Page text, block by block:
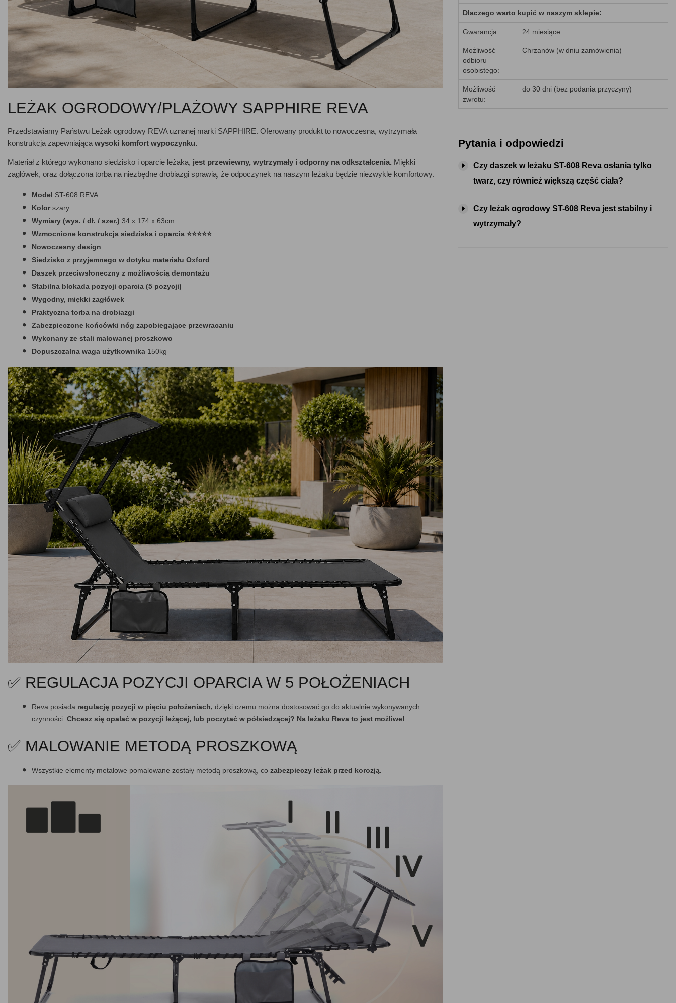
LEŻAK OGRODOWY/PLAŻOWY SAPPHIRE REVA
Przedstawiamy Państwu Leżak ogrodowy REVA uznanej marki SAPPHIRE. Oferowany produkt to nowoczesna, wytrzymała
konstrukcja zapewniająca wysoki komfort wypoczynku.
Materiał z którego wykonano siedzisko i oparcie leżaka, jest przewiewny, wytrzymały i odporny na odkształcenia. Miękki
zagłówek, oraz dołączona torba na niezbędne drobiazgi sprawią, że odpoczynek na naszym leżaku będzie niezwykle komfortowy.
Model ST-608 REVA
Kolorszary
Wymiary (wys. / dł. / szer.) 34 x 174 x 63cm
Wzmocnione konstrukcja siedziska i oparcia ⭐⭐⭐⭐⭐
Nowoczesny design
Siedzisko z przyjemnego w dotyku materiału Oxford
Daszek przeciwsłoneczny z możliwością demontażu
Stabilna blokada pozycji oparcia (5 pozycji)
Wygodny, miękki zagłówek
Praktyczna torba na drobiazgi
Zabezpieczone końcówki nóg zapobiegające przewracaniu
Wykonany ze stali malowanej proszkowo
Dopuszczalna waga użytkownika 150kg
✅ REGULACJA POZYCJI OPARCIA W 5 POŁOŻENIACH
Reva posiada regulację pozycji w pięciu położeniach, dzięki czemu można dostosować go do aktualnie wykonywanych
czynności. Chcesz się opalać w pozycji leżącej, lub poczytać w półsiedzącej? Na leżaku Reva to jest możliwe!
✅ MALOWANIE METODĄ PROSZKOWĄ
Wszystkie elementy metalowe pomalowane zostały metodą proszkową, co zabezpieczy leżak przed korozją.
Dlaczego warto kupić w naszym sklepie:
Gwarancja: 24 miesiące
Możliwość
odbioru
osobistego:
Chrzanów (w dniu zamówienia)
Możliwość
zwrotu:
do 30 dni (bez podania przyczyny)
Pytania i odpowiedzi
Czy daszek w leżaku ST-608 Reva osłania tylko
twarz, czy również większą część ciała?
Czy leżak ogrodowy ST-608 Reva jest stabilny i
wytrzymały?